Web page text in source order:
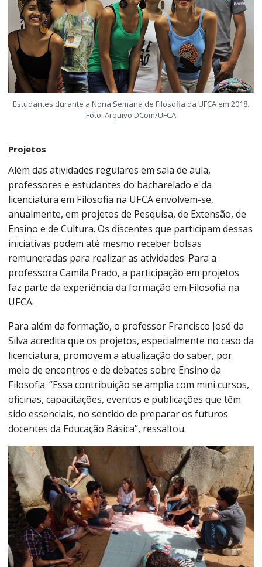
Estudantes durante a Nona Semana de Filosofia da UFCA em 2018.
Foto: Arquivo DCom/UFCA
Projetos
Além das atividades regulares em sala de aula,
professores e estudantes do bacharelado e da
licenciatura em Filosofia na UFCA envolvem-se,
anualmente, em projetos de Pesquisa, de Extensão, de
Ensino e de Cultura. Os discentes que participam dessas
iniciativas podem até mesmo receber bolsas
remuneradas para realizar as atividades. Para a
professora Camila Prado, a participação em projetos
faz parte da experiência da formação em Filosofia na
UFCA.
Para além da formação, o professor Francisco José da
Silva acredita que os projetos, especialmente no caso da
licenciatura, promovem a atualização do saber, por
meio de encontros e de debates sobre Ensino da
Filosofia. “Essa contribuição se amplia com mini cursos,
oficinas, capacitações, eventos e publicações que têm
sido essenciais, no sentido de preparar os futuros
docentes da Educação Básica”, ressaltou.